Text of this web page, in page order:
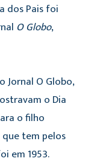
dos Pais foi
O Globo,
O Globo,
o Dia
o filho
tem pelos
em 1953.